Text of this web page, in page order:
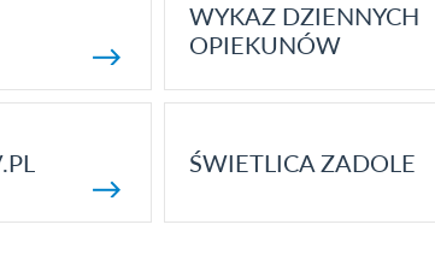
WYKAZ DZIENNYCH
OPIEKUNÓW
ŚWIETLICA ZADOLE